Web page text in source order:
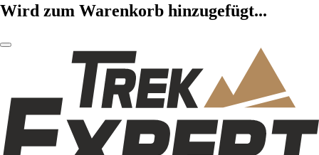
Wird zum Warenkorb hinzugefügt...